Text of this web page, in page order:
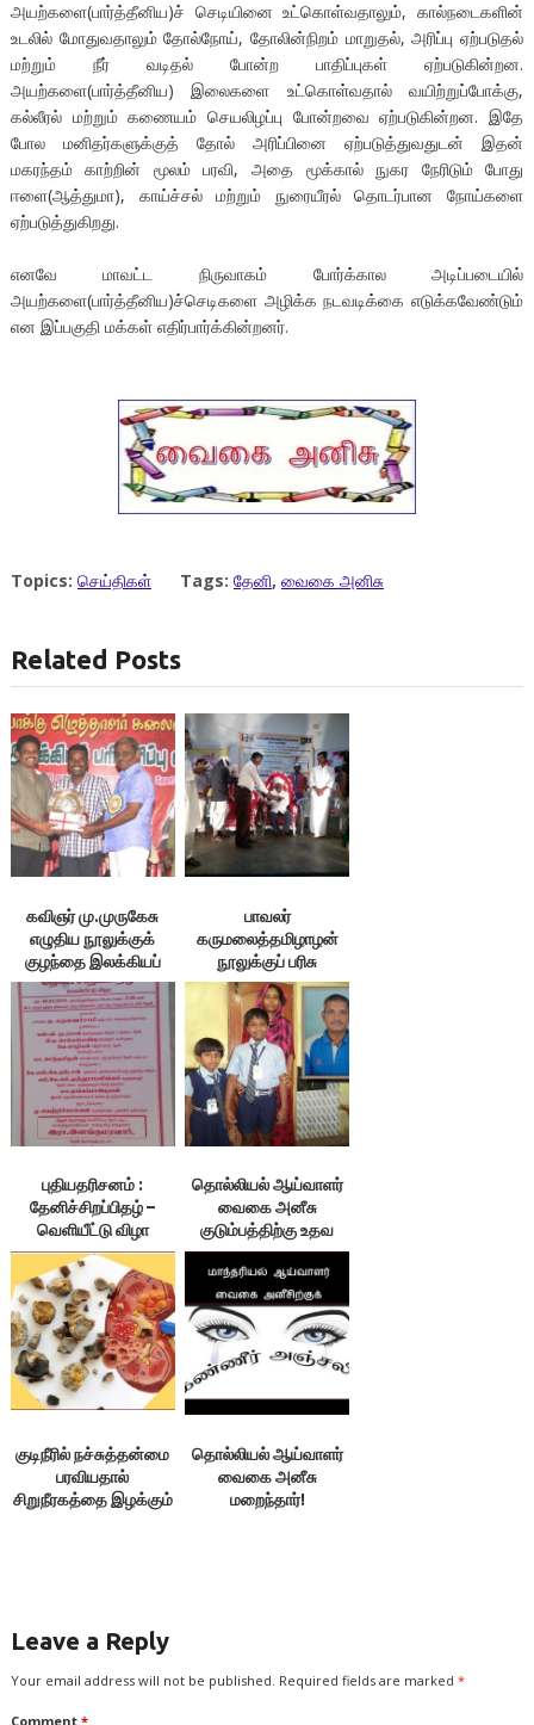
அயற்களை(பார்த்தீனிய)ச் செடியினை உட்கொள்வதாலும், கால்நடைகளின்
உடலில் மோதுவதாலும் தோல்நோய், தோலின்நிறம் மாறுதல், அரிப்பு ஏற்படுதல்
மற்றும் நீர் வடிதல் போன்ற பாதிப்புகள் ஏற்படுகின்றன.
அயற்களை(பார்த்தீனிய) இலைகளை உட்கொள்வதால் வயிற்றுப்போக்கு,
கல்லீரல் மற்றும் கணையம் செயலிழப்பு போன்றவை ஏற்படுகின்றன. இதே
போல மனிதர்களுக்குத் தோல் அரிப்பினை ஏற்படுத்துவதுடன் இதன்
மகரந்தம் காற்றின் மூலம் பரவி, அதை மூக்கால் நுகர நேரிடும் போது
ஈளை(ஆத்துமா), காய்ச்சல் மற்றும் நுரையீரல் தொடர்பான நோய்களை
ஏற்படுத்துகிறது.
எனவே மாவட்ட நிருவாகம் போர்க்கால அடிப்படையில்
அயற்களை(பார்த்தீனிய)ச்செடிகளை அழிக்க நடவடிக்கை எடுக்கவேண்டும்
என இப்பகுதி மக்கள் எதிர்பார்க்கின்றனர்.
Topics: செய்திகள் Tags: தேனி, வைகை அனிசு
Related Posts
கவிஞர் மு.முருகேசு
எழுதிய நூலுக்குக்
குழந்தை இலக்கியப்
பரிசு
பாவலர்
கருமலைத்தமிழாழன்
நூலுக்குப் பரிசு
புதியதரிசனம் :
தேனிச்சிறப்பிதழ் –
வெளியீட்டு விழா
தொல்லியல் ஆய்வாளர்
வைகை அனீசு
குடும்பத்திற்கு உதவ
வேண்டுகோள்!
குடிநீரில் நச்சுத்தன்மை
பரவியதால்
சிறுநீரகத்தை இழக்கும்
தொல்லியல் ஆய்வாளர்
வைகை அனீசு
மறைந்தார்!
Leave a Reply
Your email address will not be published. Required fields are marked *
Comment *